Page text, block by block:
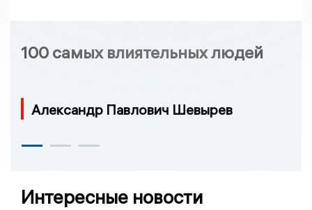
100 самых влиятельных людей
Александр Павлович Шевырев
Интересные новости